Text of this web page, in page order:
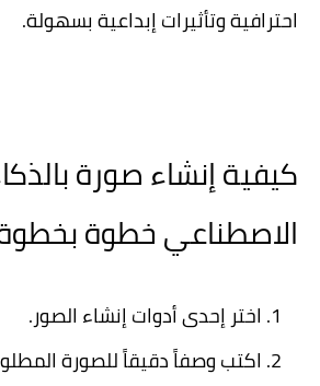
احترافية وتأثيرات إبداعية بسهولة.
كيفية إنشاء صورة
الاصطناعي خطوة
اختر إحدى أدوات إنشاء الصور.
اكتب وصفاً دقيقاً للصورة